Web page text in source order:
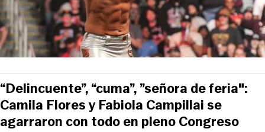
“Delincuente”, “cuma”, ”señora de feria":
Camila Flores y Fabiola Campillai se
agarraron con todo en pleno Congreso